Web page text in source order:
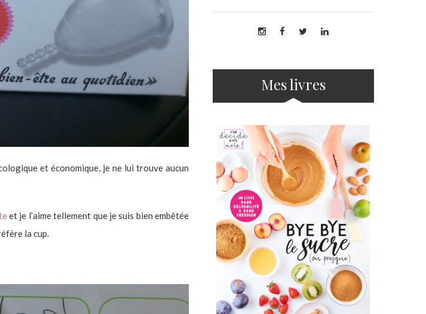
et économique, je ne lui trouve aucun
et je l’aime tellement que je suis bien embêtée
la cup.
Mes livres